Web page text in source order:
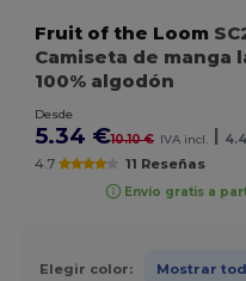
Fruit of the Loom
Camiseta de manga
100% algodón
Desde
5.34 €10.10 € IVA incl.
4.7 11 Reseñas
Envío gratis a
Elegir color: Mostrar